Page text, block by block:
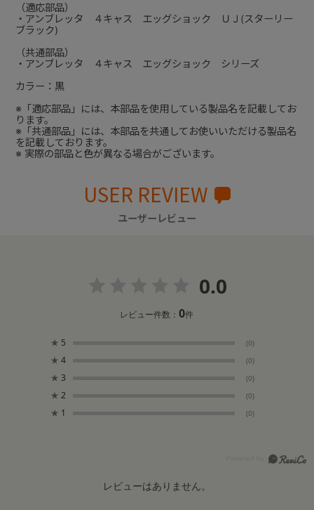
（適応部品）
・アンブレッタ ４キャス エッグショック ＵＪ(スターリー
ブラック)
（共通部品）
・アンブレッタ ４キャス エッグショック シリーズ
カラー：黒
※「適応部品」には、本部品を使用している製品名を記載してお
ります。
※「共通部品」には、本部品を共通してお使いいただける製品名
を記載しております。
※ 実際の部品と色が異なる場合がございます。
USER REVIEW
ユーザーレビュー
0.0
レビュー件数：0件
★ 5 (0)
★ 4 (0)
★ 3 (0)
★ 2 (0)
★ 1 (0)
レビューはありません。